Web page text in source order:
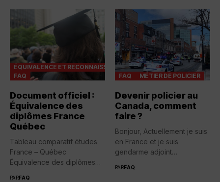
ÉQUIVALENCE ET RECONNAISSANCES
FAQ
Document officiel :
Équivalence des
diplômes France
Québec
Tableau comparatif études
France – Québec
Équivalence des diplômes
PARFAQ
FAQ MÉTIER DE POLICIER
Devenir policier au
Canada, comment
faire ?
Bonjour, Actuellement je suis
en France et je suis
gendarme adjoint
PARFAQ